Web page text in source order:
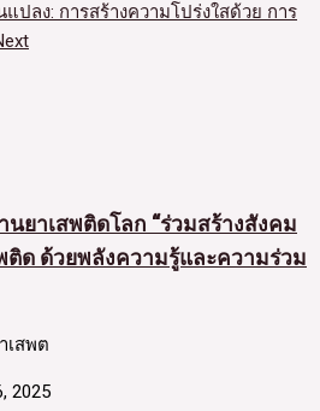
แปลง: การสร้างความโปร่งใสด้วย การ
ยาเสพติดโลก “ร่วมสร้างสังคม
ติด ด้วยพลังความรู้และความร่วม
เสพต
2025